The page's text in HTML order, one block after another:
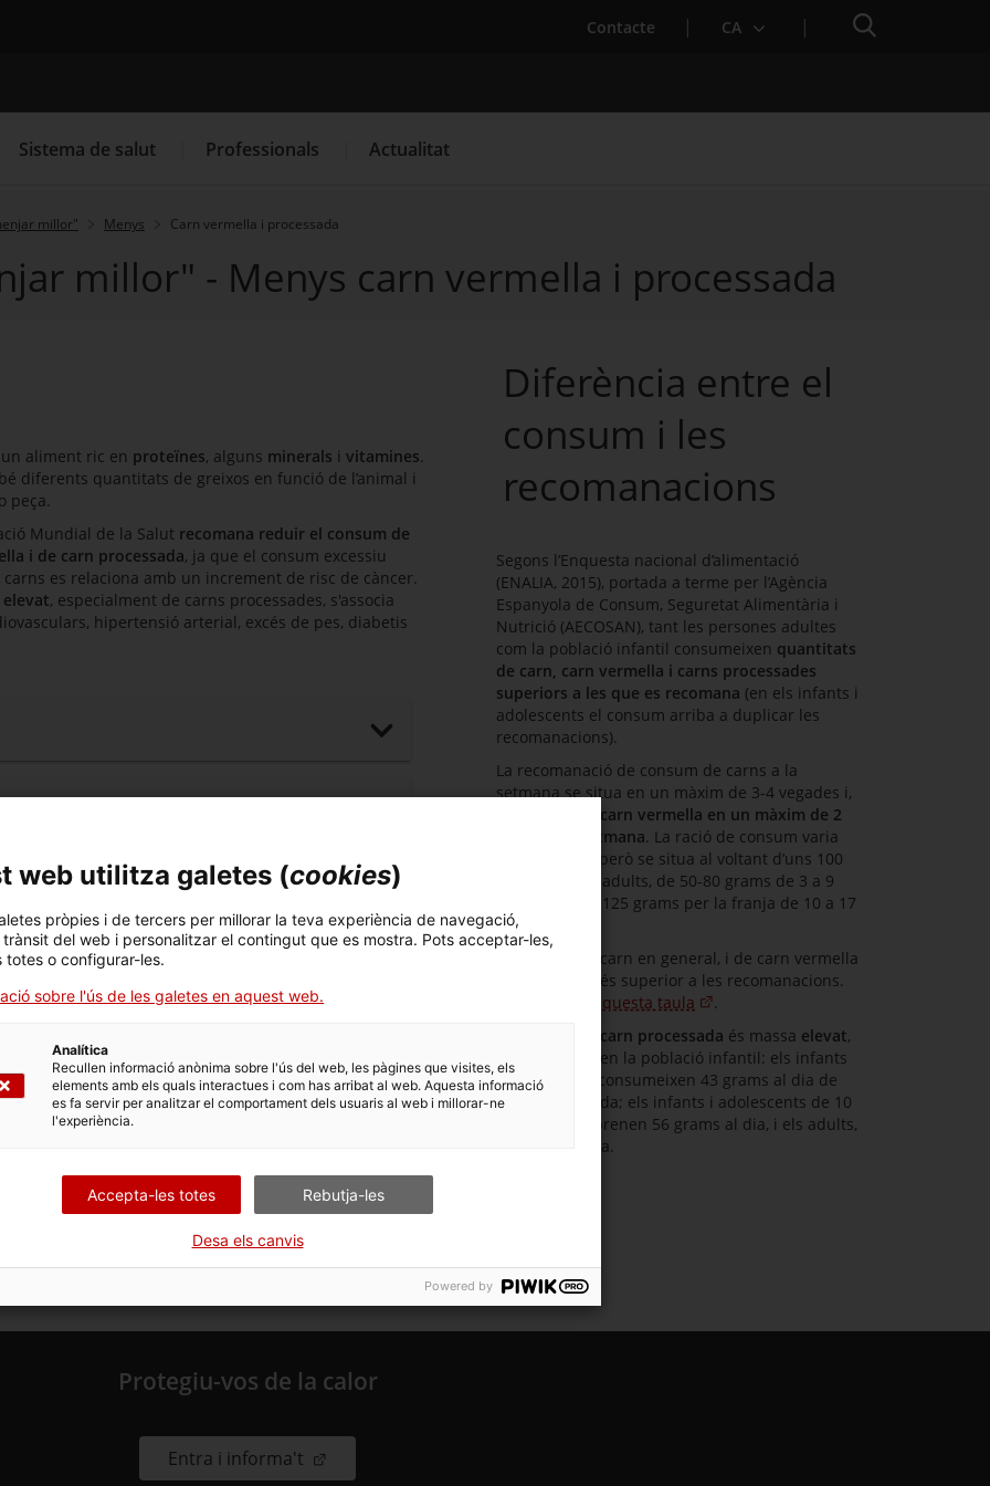
Contacte CA Cercador
Cercador
Obre en una nova finestra.
Programació de visites al CAP . Obre en una nova finestra.
Què cal fer si... La baixa mèdica
Sistema de salut Professionals Actualitat
millor" Menys Carn vermella i processada
millor" - Menys carn vermella i processada
aliment ric en proteïnes, alguns minerals i vitamines.
diferents quantitats de greixos en funció de l’animal i
peça.
Mundial de la Salut recomana reduir el consum de
i de carn processada, ja que el consum excessiu
carns es relaciona amb un increment de risc de càncer.
, especialment de carns processades, s'associa
hipertensió arterial, excés de pes, diabetis
vermelles i processades
Data d'actualització: 08.01.2024
Diferència entre el
consum i les
recomanacions
Segons l’Enquesta nacional d’alimentació
(ENALIA, 2015), portada a terme per l’Agència
Espanyola de Consum, Seguretat Alimentària i
Nutrició (AECOSAN), tant les persones adultes
com la població infantil consumeixen quantitats
de carn, carn vermella i carns processades
superiors a les que es recomana (en els infants i
adolescents el consum arriba a duplicar les
recomanacions).
La recomanació de consum de carns a la
setmana se situa en un màxim de 3-4 vegades i,
carn vermella en un màxim de 2
vegades la setmana. La ració de consum varia
segons l’edat, però se situa al voltant d’uns 100
grams per als adults, de 50-80 grams de 3 a 9
anys i de 80 a 125 grams per la franja de 10 a 17
anys.
El consum de carn en general, i de carn vermella
en particular, és superior a les recomanacions.
Vegeu-ho en aquesta taula
.
carn processada és massa elevat,
especialment en la població infantil: els infants
de 3 a 9 anys consumeixen 43 grams al dia de
carn processada; els infants i adolescents de 10
a 17 anys en prenen 56 grams al dia, i els adults,
32 grams al dia.
Protegiu-vos de la calor
Entra i informa't . Obre en una nova finestra.
web utilitza galetes (cookies)
pròpies i de tercers per millorar la teva experiència de navegació,
del web i personalitzar el contingut que es mostra. Pots acceptar-les,
totes o configurar-les.
sobre l'ús de les galetes en aquest web.
Analítica
Recullen informació anònima sobre l'ús del web, les pàgines que visites, els
elements amb els quals interactues i com has arribat al web. Aquesta informació
es fa servir per analitzar el comportament dels usuaris al web i millorar-ne
l'experiència.
Accepta-les totes Rebutja-les
Desa els canvis
Powered by